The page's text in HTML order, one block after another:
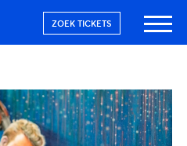
ZOEK TICKETS